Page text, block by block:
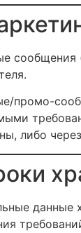
сообщения
промо-
либо
данные